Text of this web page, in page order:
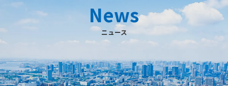
気候・大気海洋
マーケティング＆アナリティクス
防災・危機管理
データ＆コンテンツ
News
ニュース